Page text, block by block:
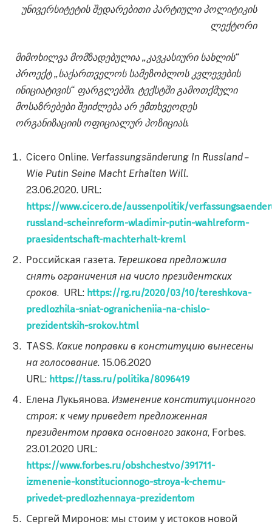
უნივერსიტეტის შედარებითი პარტიული პოლიტიკის
ლექტორი
მიმოხილვა მომზადებულია „კავკასიური სახლის“
პროექტ „საქართველოს სამეზობლოს კვლევების
ინიციატივის“ ფარგლებში. ტექსტში გამოთქმული
მოსაზრებები შეიძლება არ ემთხვეოდეს
ორგანიზაციის ოფიციალურ პოზიციას.
Cicero Online. Verfassungsänderung In Russland –
Wie Putin Seine Macht Erhalten Will.
23.06.2020. URL:
https://www.cicero.de/aussenpolitik/
russland-scheinreform-wladimir-putin-wahlreform-
praesidentschaft-machterhalt-kreml
Российская газета. Терешкова предложила
снять ограничения на число президентских
сроков. URL: https://rg.ru/2020/03/10/tereshkova-
predlozhila-sniat-ogranicheniia-na-chislo-
prezidentskih-srokov.html
TASS. Какие поправки в конституцию вынесены
на голосование. 15.06.2020
URL: https://tass.ru/politika/8096419
Елена Лукьянова. Изменение конституционного
строя: к чему приведет предложенная
президентом правка основного закона, Forbes.
23.01.2020 URL:
https://www.forbes.ru/obshchestvo/391711-
izmenenie-konstitucionnogo-stroya-k-chemu-
privedet-predlozhennaya-prezidentom
Сергей Миронов: мы стоим у истоков новой